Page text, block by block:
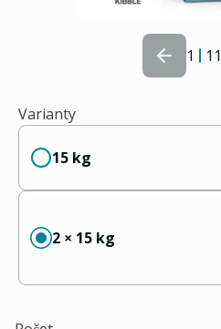
1 11
Varianty
15 kg
2 × 15 kg